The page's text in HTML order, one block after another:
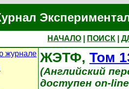
НАЧАЛО ПОИСК
журнале ЖЭТФ, Том
(Английский
доступен on-